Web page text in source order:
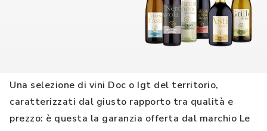
Una selezione di vini Doc o Igt del territorio,
caratterizzati dal giusto rapporto tra qualità e
prezzo: è questa la garanzia offerta dal marchio Le